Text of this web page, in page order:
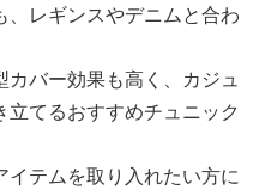
、レギンスやデニムと合わ
バー効果も高く、カジュ
てるおすすめチュニック
テムを取り入れたい方に